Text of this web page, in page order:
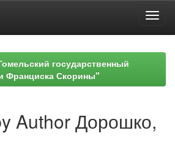
государственный
Франциска Скорины"
Author Дорошко,